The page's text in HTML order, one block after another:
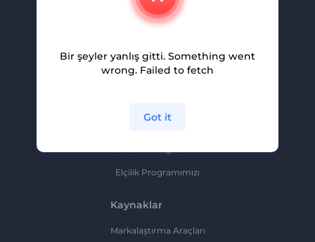
Kariyer
Ortaklık Programı
Elçilik Programımızı
Kaynaklar
Markalaştırma Araçları
Bir şeyler yanlış gitti. Something went
wrong. Failed to fetch
Got it